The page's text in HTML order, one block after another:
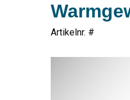
Artikelnr. #